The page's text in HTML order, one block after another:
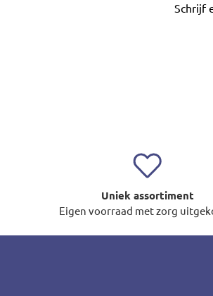
Schrijf
Uniek assortiment
Eigen voorraad met zorg